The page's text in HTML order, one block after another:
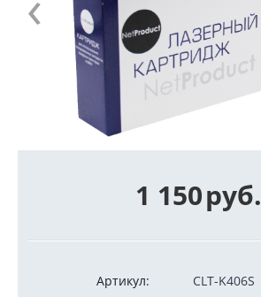
1 150руб.
Артикул:
CLT-K406S